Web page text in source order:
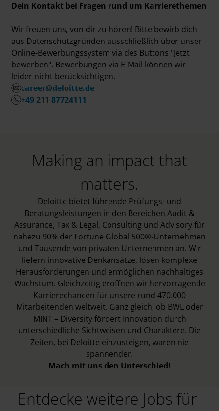
Dein Kontakt bei Fragen rund um Karrierethemen
Wir freuen uns, von dir zu hören! Bitte bewirb dich
aus Datenschutzgründen ausschließlich über unser
Online-Bewerbungssystem via des Buttons "Jetzt
bewerben". Bewerbungen via E-Mail können wir
leider nicht berücksichtigen.
career@deloitte.de
+49 211 87724111
Making an impact that
matters.
Deloitte bietet führende Prüfungs- und
Beratungsleistungen in den Bereichen Audit &
Assurance, Tax & Legal, Consulting und Advisory für
nahezu 90% der Fortune Global 500®-Unternehmen
und Tausende von privaten Unternehmen an. Wir
liefern innovative Denkansätze, lösen komplexe
Herausforderungen und ermöglichen nachhaltiges
Wachstum. Gleichzeitig eröffnen wir hervorragende
Karrierechancen für unsere rund 470.000
Mitarbeitenden weltweit. Ganz gleich, ob BWL oder
MINT – Diversity fördert Innovation durch
unterschiedliche Sichtweisen und Charaktere. Die
Zeiten, bei Deloitte einzusteigen, waren nie
spannender.
Mach mit uns den Unterschied!
Entdecke weitere Jobs für